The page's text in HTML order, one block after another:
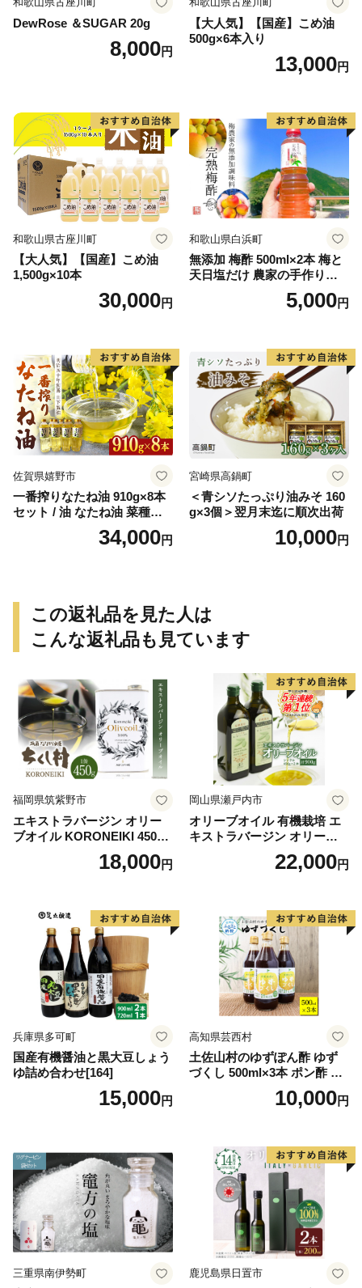
DewRose ＆SUGAR 20g
8,000円
【大人気】【国産】こめ油
500g×6本入り
13,000円
和歌山県古座川町
【大人気】【国産】こめ油
1,500g×10本
30,000円
和歌山県白浜町
無添加 梅酢 500ml×2本 梅と
天日塩だけ 農家の手作り完
5,000円
佐賀県嬉野市
一番搾りなたね油 910g×8本
セット / 油 なたね油 菜種油
ナタネ【山下製油】 [NBE00
34,000円
宮崎県高鍋町
＜青シソたっぷり油みそ 160
g×3個＞翌月末迄に順次出荷
10,000円
この返礼品を見た人は
こんな返礼品も見ています
福岡県筑紫野市
エキストラバージン オリー
ブオイル KORONEIKI 450g
[筑前たなか油屋 福岡県 筑紫
野市 21760403] 油 食用油 オ
18,000円
岡山県瀬戸内市
オリーブオイル 有機栽培 エ
キストラバージン オリーブ
オイル シングル 2本 セット
オーガニック 調味料 油 オリ
22,000円
兵庫県多可町
国産有機醤油と黒大豆しょう
ゆ詰め合わせ[164]
15,000円
高知県芸西村
土佐山村のゆずぽん酢 ゆず
づくし 500ml×3本 ポン酢 ポ
ンズ ゆず 柚子 調味料 さっぱ
り 美味しい おいしい 鍋 しゃ
10,000円
三重県南伊勢町 鹿児島県日置市